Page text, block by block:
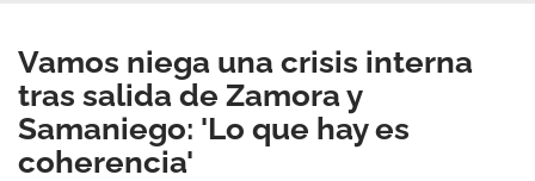
Vamos niega una crisis interna
tras salida de Zamora y
Samaniego: 'Lo que hay es
coherencia'